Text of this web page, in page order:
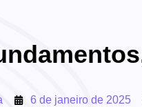
6 de janeiro de 2025